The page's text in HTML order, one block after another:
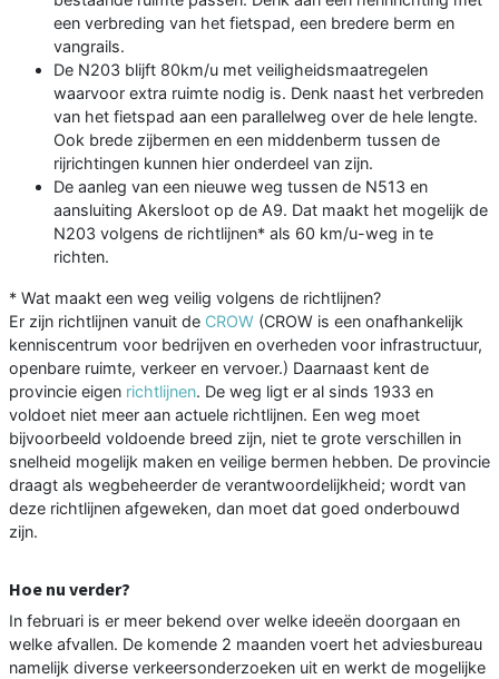
een verbreding van het fietspad, een bredere berm en
vangrails.
De N203 blijft 80km/u met veiligheidsmaatregelen
waarvoor extra ruimte nodig is. Denk naast het verbreden
van het fietspad aan een parallelweg over de hele lengte.
Ook brede zijbermen en een middenberm tussen de
rijrichtingen kunnen hier onderdeel van zijn.
De aanleg van een nieuwe weg tussen de N513 en
aansluiting Akersloot op de A9. Dat maakt het mogelijk de
N203 volgens de richtlijnen* als 60 km/u-weg in te
richten.
* Wat maakt een weg veilig volgens de richtlijnen?
Er zijn richtlijnen vanuit de CROW (CROW is een onafhankelijk
kenniscentrum voor bedrijven en overheden voor infrastructuur,
openbare ruimte, verkeer en vervoer.) Daarnaast kent de
provincie eigen richtlijnen. De weg ligt er al sinds 1933 en
voldoet niet meer aan actuele richtlijnen. Een weg moet
bijvoorbeeld voldoende breed zijn, niet te grote verschillen in
snelheid mogelijk maken en veilige bermen hebben. De provincie
draagt als wegbeheerder de verantwoordelijkheid; wordt van
deze richtlijnen afgeweken, dan moet dat goed onderbouwd
zijn.
Hoe nu verder?
In februari is er meer bekend over welke ideeën doorgaan en
welke afvallen. De komende 2 maanden voert het adviesbureau
namelijk diverse verkeersonderzoeken uit en werkt de mogelijke